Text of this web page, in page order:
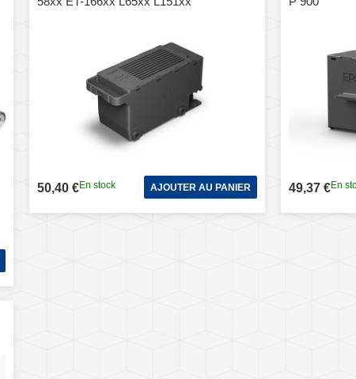
50,40 €En stock AJOUTER AU PANIER 49,37 €En